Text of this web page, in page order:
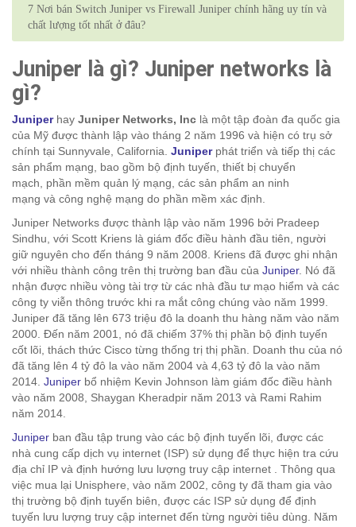
7 Nơi bán Switch Juniper vs Firewall Juniper chính hãng uy tín và
chất lượng tốt nhất ở đâu?
Juniper là gì? Juniper networks là
gì?
Juniperhay Juniper Networks, Inc là một tập đoàn đa quốc gia
của Mỹ được thành lập vào tháng 2 năm 1996 và hiện có trụ sở
chính tại Sunnyvale, California. Juniperphát triển và tiếp thị các
sản phẩm mạng, bao gồm bộ định tuyến, thiết bị chuyển
mạch, phần mềm quản lý mạng, các sản phẩm an ninh
mạng và công nghệ mạng do phần mềm xác định.
Juniper Networks được thành lập vào năm 1996 bởi Pradeep
Sindhu, với Scott Kriens là giám đốc điều hành đầu tiên, người
giữ nguyên cho đến tháng 9 năm 2008. Kriens đã được ghi nhận
với nhiều thành công trên thị trường ban đầu của Juniper. Nó đã
nhận được nhiều vòng tài trợ từ các nhà đầu tư mạo hiểm và các
công ty viễn thông trước khi ra mắt công chúng vào năm 1999.
Juniper đã tăng lên 673 triệu đô la doanh thu hàng năm vào năm
2000. Đến năm 2001, nó đã chiếm 37% thị phần bộ định tuyến
cốt lõi, thách thức Cisco từng thống trị thị phần. Doanh thu của nó
đã tăng lên 4 tỷ đô la vào năm 2004 và 4,63 tỷ đô la vào năm
2014. Juniper bổ nhiệm Kevin Johnson làm giám đốc điều hành
vào năm 2008, Shaygan Kheradpir năm 2013 và Rami Rahim
năm 2014.
Juniper ban đầu tập trung vào các bộ định tuyến lõi, được các
nhà cung cấp dịch vụ internet (ISP) sử dụng để thực hiện tra cứu
địa chỉ IP và định hướng lưu lượng truy cập internet . Thông qua
việc mua lại Unisphere, vào năm 2002, công ty đã tham gia vào
thị trường bộ định tuyến biên, được các ISP sử dụng để định
tuyến lưu lượng truy cập internet đến từng người tiêu dùng. Năm